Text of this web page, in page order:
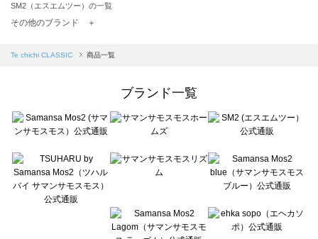
SM2（エスエムツー）の一覧
TSUHARU by Samansa Mos2（ツハルバイサマンサモスモス）の一覧
Samansa Mos2 blue（サマンサモスモス ブルー）の一覧
Te chichi（テチチ）の一覧
Te chichi CLASSIC（テチチ クラシック）の一覧
Lugnoncure（ルノンキュール）の一覧
BETTY'S BLUE（べティーズブルー）の一覧
Wpc.（ワールドパーティー）の一覧
その他のブランド ＋
Te chichi CLASSIC 商品一覧
ブランド一覧